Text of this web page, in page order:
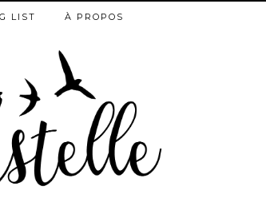
LIST À PROPOS